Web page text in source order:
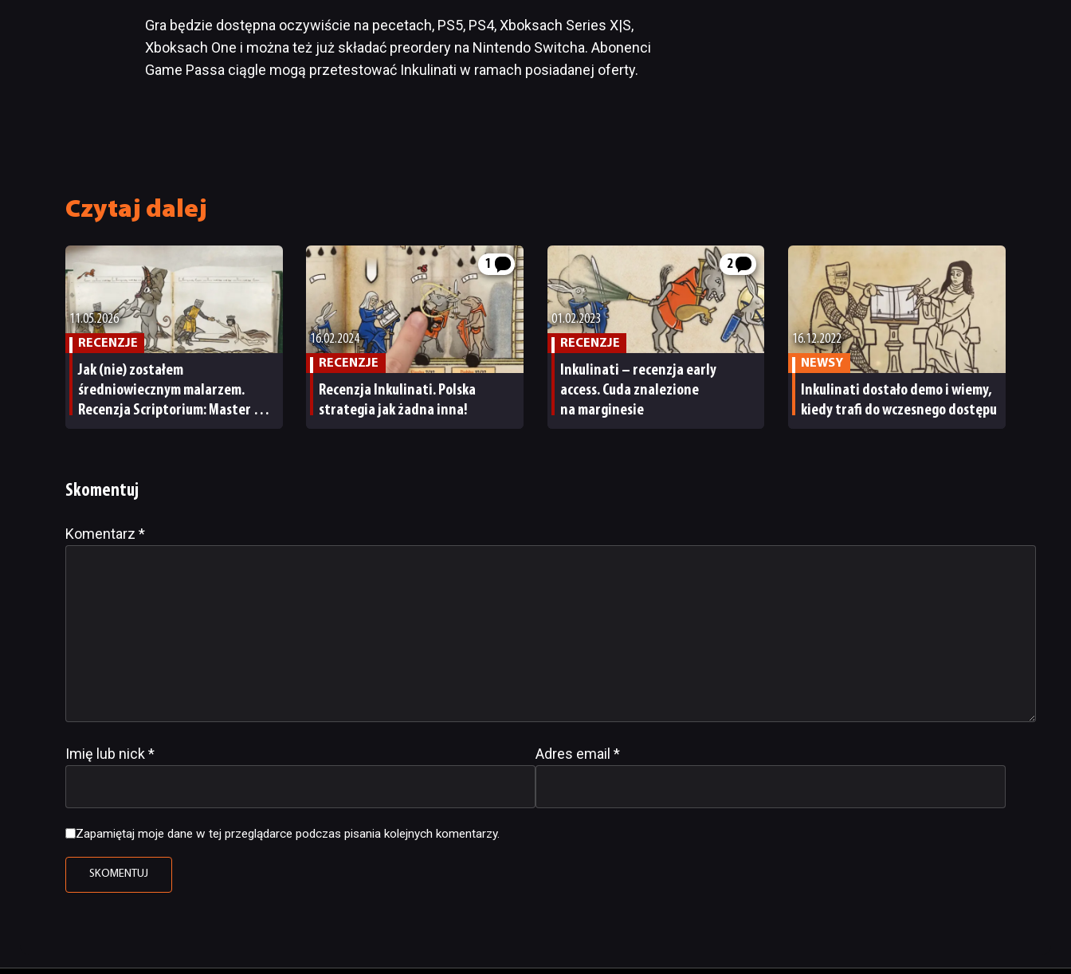
Gra będzie dostępna oczywiście na pecetach, PS5, PS4, Xboksach Series X|S,
Xboksach One i można też już składać preordery na Nintendo Switcha. Abonenci
Game Passa ciągle mogą przetestować Inkulinati w ramach posiadanej oferty.
Czytaj dalej
11.05.2026
RECENZJE
Jak (nie) zostałem
średniowiecznym malarzem.
Recenzja Scriptorium: Master of
1
16.02.2024
RECENZJE
Recenzja Inkulinati. Polska
strategia jak żadna inna!
2
01.02.2023
RECENZJE
Inkulinati – recenzja early
access. Cuda znalezione
na marginesie
16.12.2022
NEWSY
Inkulinati dostało demo i wiemy,
kiedy trafi do wczesnego dostępu
Skomentuj
Komentarz *
Imię lub nick* Adres email *
Zapamiętaj moje dane w tej przeglądarce podczas pisania kolejnych komentarzy.
Alternative: